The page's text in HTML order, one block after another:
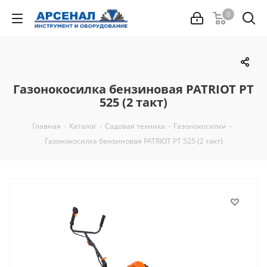
0
Газонокосилка бензиновая PATRIOT PT
525 (2 такт)
Главная - Каталог - Садовая техника - Газонокосилки -
Газонокосилка бензиновая PATRIOT PT 525 (2 такт)